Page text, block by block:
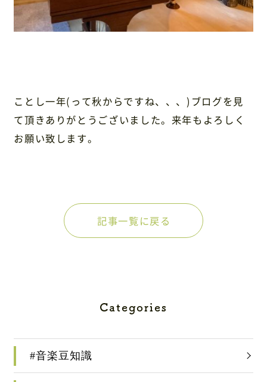
ことし一年(って秋からですね、、、)ブログを見
て頂きありがとうございました。来年もよろしく
お願い致します。
記事一覧に戻る
Categories
#音楽豆知識